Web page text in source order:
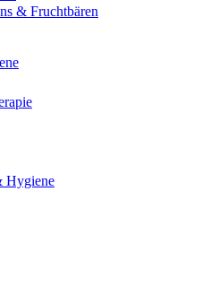
& Fruchtbären
Hygiene